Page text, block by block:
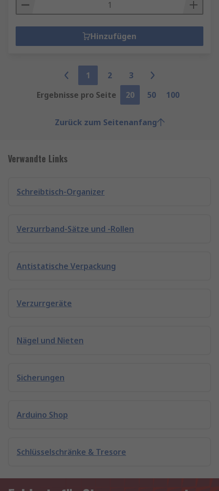
Hinzufügen
1 2
3
Ergebnisse pro Seite
20 50 100
Zurück zum Seitenanfang
Verwandte Links
Schreibtisch-Organizer
Verzurrband-Sätze und -Rollen
Antistatische Verpackung
Verzurrgeräte
Nägel und Nieten
Sicherungen
Arduino Shop
Schlüsselschränke & Tresore